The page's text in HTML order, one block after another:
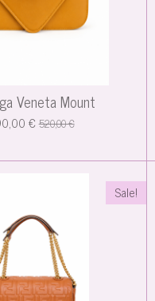
Veneta Mount
€ 520,00 €
Sale!